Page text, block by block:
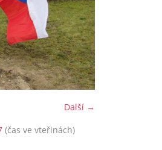
Další →
(čas ve vteřinách)